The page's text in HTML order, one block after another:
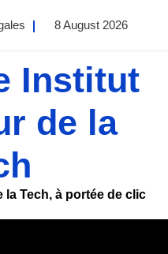
8 August 2026
Institut
de la
la Tech, à portée de clic